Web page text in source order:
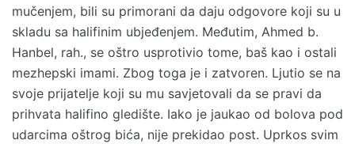
mučenjem, bili su primorani da daju odgovore koji su u
skladu sa halifinim ubjeđenjem. Međutim, Ahmed b.
Hanbel, rah., se oštro usprotivio tome, baš kao i ostali
mezhepski imami. Zbog toga je i zatvoren. Ljutio se na
svoje prijatelje koji su mu savjetovali da se pravi da
prihvata halifino gledište. Iako je jaukao od bolova pod
udarcima oštrog bića, nije prekidao post. Uprkos svim